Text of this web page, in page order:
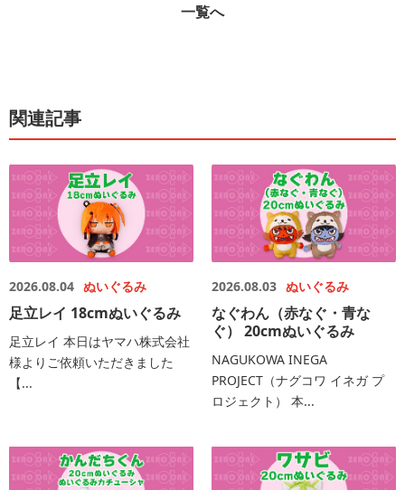
一覧へ
関連記事
2026.08.04 ぬいぐるみ
足立レイ 18cmぬいぐるみ
足立レイ 本日はヤマハ株式会社
様よりご依頼いただきました
【...
2026.08.03 ぬいぐるみ
なぐわん（赤なぐ・青な
ぐ） 20cmぬいぐるみ
NAGUKOWA INEGA
PROJECT（ナグコワ イネガ プ
ロジェクト） 本...